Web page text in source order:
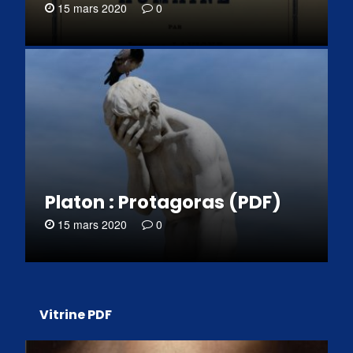
15 mars 2020 0
Platon : Protagoras (PDF)
15 mars 2020 0
Vitrine PDF